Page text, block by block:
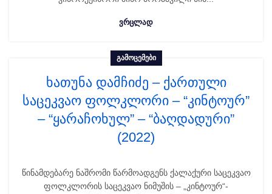
ᲕᲠᲪᲚᲐᲓ
ᲒᲐᲛᲝᲪᲔᲛᲔᲑᲘ
ხათუნა დამჩიძე – ქართული
საცეკვაო ფოლკლორი – “კინტოურ”
– “ყარაჩოხულ” – “ბაღდადური”
(2022)
წინამდებარე ნაშრომი წარმოადგენს ქალაქური საცეკვაო
ფოლკლორის საცეკვაო ნიმუშის – „კინტოურ“-